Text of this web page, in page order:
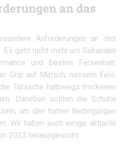
an das
Anforderungen an das
Es geht nicht mehr um Sekunden
und besten Fersenhalt.
Grip auf Matsch, nassem Fels,
Tatsache halbwegs trockenen
Daneben sollten die Schuhe
um den harten Bedingungen
Wir haben euch einige aktuelle
2023 herausgesucht: